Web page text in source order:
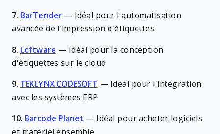
7. BarTender — Idéal pour l'automatisation
avancée de l'impression d'étiquettes
8. Loftware — Idéal pour la conception
d'étiquettes sur le cloud
9. TEKLYNX CODESOFT — Idéal pour l'intégration
avec les systèmes ERP
10. Barcode Planet —
Idéal pour acheter logiciels
et matériel ensemble